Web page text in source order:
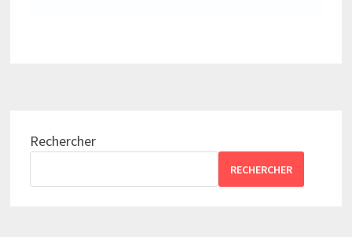
Rechercher
RECHERCHER